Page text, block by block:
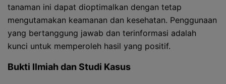
tanaman ini dapat dioptimalkan dengan tetap
mengutamakan keamanan dan kesehatan. Penggunaan
yang bertanggung jawab dan terinformasi adalah
kunci untuk memperoleh hasil yang positif.
Bukti Ilmiah dan Studi Kasus